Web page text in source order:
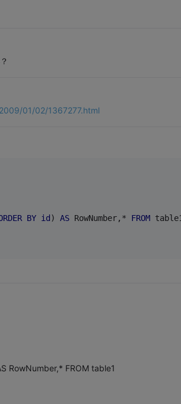
01/02/1367277.html
BY id ) AS RowNumber,* FROM
RowNumber,* FROM table1